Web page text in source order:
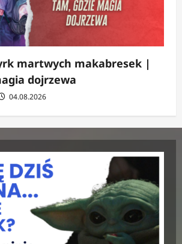
martwych makabresek |
dojrzewa
04.08.2026